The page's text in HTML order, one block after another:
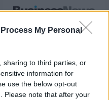
My Personal
sharing to third parties, or
information for
use the below opt-out
Please note that after your
Metlen: Ρεκόρ EBITDA στο α'